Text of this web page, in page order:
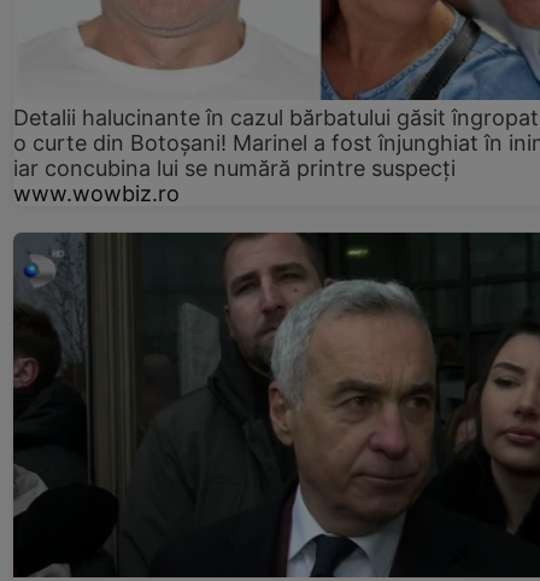
Detalii halucinante în cazul bărbatului găsit
o curte din Botoșani! Marinel a fost înjunghiat în
iar concubina lui se numără printre suspecți
www.wowbiz.ro